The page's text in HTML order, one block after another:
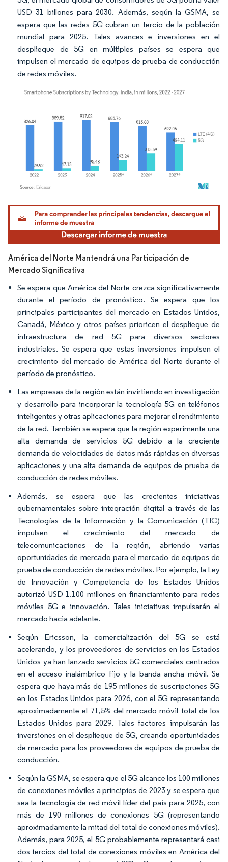
USD 31 billones para 2030. Además, según la GSMA, se
espera que las redes 5G cubran un tercio de la población
mundial para 2025. Tales avances e inversiones en el
despliegue de 5G en múltiples países se espera que
impulsen el mercado de equipos de prueba de conducción
de redes móviles.
Imagen © Mordor Intelligence. El uso requiere atribución según CC BY 4.0.
América del Norte Mantendrá una Participación de
Mercado Significativa
Se espera que América del Norte crezca significativamente
durante el período de pronóstico. Se espera que los
principales participantes del mercado en Estados Unidos,
Canadá, México y otros países prioricen el despliegue de
infraestructura de red 5G para diversos sectores
industriales. Se espera que estas inversiones impulsen el
crecimiento del mercado de América del Norte durante el
período de pronóstico.
Las empresas de la región están invirtiendo en investigación
y desarrollo para incorporar la tecnología 5G en teléfonos
inteligentes y otras aplicaciones para mejorar el rendimiento
de la red. También se espera que la región experimente una
alta demanda de servicios 5G debido a la creciente
demanda de velocidades de datos más rápidas en diversas
aplicaciones y una alta demanda de equipos de prueba de
conducción de redes móviles.
Además, se espera que las crecientes iniciativas
gubernamentales sobre integración digital a través de las
Tecnologías de la Información y la Comunicación (TIC)
impulsen el crecimiento del mercado de
telecomunicaciones de la región, abriendo varias
oportunidades de mercado para el mercado de equipos de
prueba de conducción de redes móviles. Por ejemplo, la Ley
de Innovación y Competencia de los Estados Unidos
autorizó USD 1.100 millones en financiamiento para redes
móviles 5G e innovación. Tales iniciativas impulsarán el
mercado hacia adelante.
Según Ericsson, la comercialización del 5G se está
acelerando, y los proveedores de servicios en los Estados
Unidos ya han lanzado servicios 5G comerciales centrados
en el acceso inalámbrico fijo y la banda ancha móvil. Se
espera que haya más de 195 millones de suscripciones 5G
en los Estados Unidos para 2026, con el 5G representando
aproximadamente el 71,5% del mercado móvil total de los
Estados Unidos para 2029. Tales factores impulsarán las
inversiones en el despliegue de 5G, creando oportunidades
de mercado para los proveedores de equipos de prueba de
conducción.
Según la GSMA, se espera que el 5G alcance los 100 millones
de conexiones móviles a principios de 2023 y se espera que
sea la tecnología de red móvil líder del país para 2025, con
más de 190 millones de conexiones 5G (representando
aproximadamente la mitad del total de conexiones móviles).
Además, para 2025, el 5G probablemente representará casi
dos tercios del total de conexiones móviles en América del